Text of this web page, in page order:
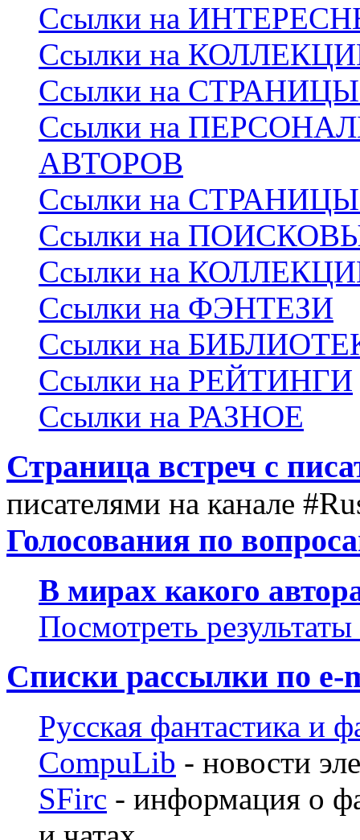
Ссылки на
Ссылки на
Ссылки на
Ссылки на
АВТОРОВ
Ссылки на
Ссылки на
Ссылки на
Ссылки на ФЭНТЕЗИ
Ссылки на
Ссылки на РЕЙТИНГИ
Ссылки на РАЗНОЕ
Страница встреч с
писателями на канале
Голосования по
В мирах какого
Посмотреть
Списки рассылки по е-
Русская фантастика и
CompuLib - новости
SFirc - информация о